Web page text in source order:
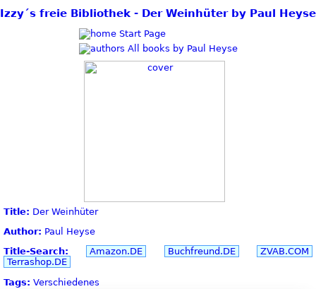
Izzy´s freie Bibliothek - Der Weinhüter by Paul Heyse
Start Page
All books by Paul Heyse
Title: Der Weinhüter
Author: Paul Heyse
Title-Search:
Amazon.DE Buchfreund.DE
ZVAB.COM
Terrashop.DE
Tags: Verschiedenes